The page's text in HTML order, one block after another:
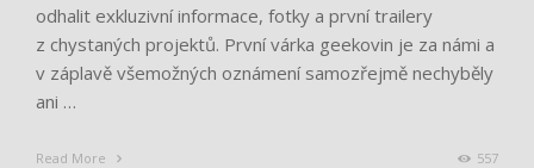
odhalit exkluzivní informace, fotky a první trailery
z chystaných projektů. První várka geekovin je za námi a
v záplavě všemožných oznámení samozřejmě nechyběly
ani …
Read More 557